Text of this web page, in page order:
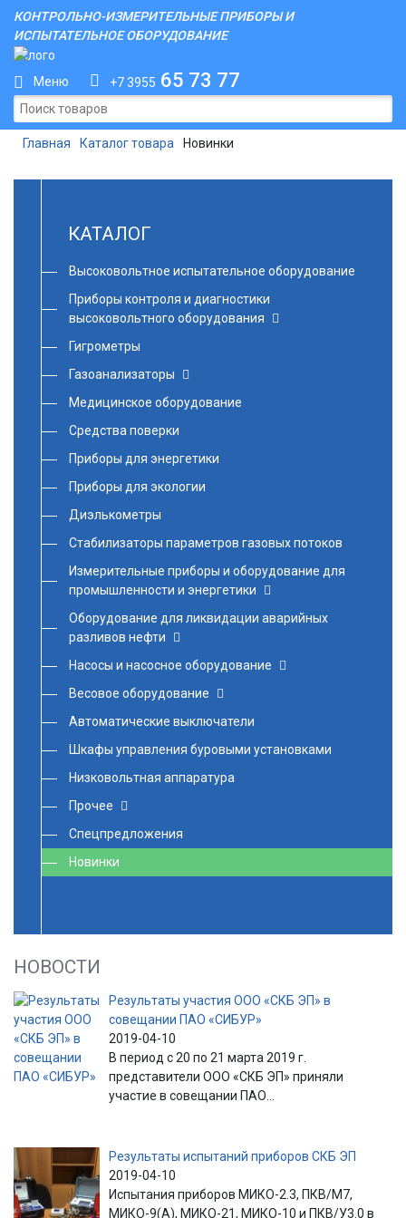
КОНТРОЛЬНО-ИЗМЕРИТЕЛЬНЫЕ ПРИБОРЫ И
ИСПЫТАТЕЛЬНОЕ ОБОРУДОВАНИЕ
Меню +7 3955 65 73 77
Главная Каталог товара Новинки
КАТАЛОГ
Высоковольтное испытательное оборудование
Приборы контроля и диагностики
высоковольтного оборудования
Гигрометры
Газоанализаторы
Медицинское оборудование
Средства поверки
Приборы для энергетики
Приборы для экологии
Диэлькометры
Стабилизаторы параметров газовых потоков
Измерительные приборы и оборудование для
промышленности и энергетики
Оборудование для ликвидации аварийных
разливов нефти
Насосы и насосное оборудование
Весовое оборудование
Автоматические выключатели
Шкафы управления буровыми установками
Низковольтная аппаратура
Прочее
Спецпредложения
Новинки
НОВОСТИ
Результаты участия ООО «СКБ ЭП» в
совещании ПАО «СИБУР»
2019-04-10
В период с 20 по 21 марта 2019 г.
представители ООО «СКБ ЭП» приняли
участие в совещании ПАО...
Результаты испытаний приборов СКБ ЭП
2019-04-10
Испытания приборов МИКО-2.3, ПКВ/М7,
МИКО-9(А), МИКО-21, МИКО-10 и ПКВ/У3.0 в